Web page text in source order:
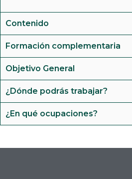
Contenido
Formación complementaria
Objetivo General
¿Dónde podrás trabajar?
¿En qué ocupaciones?